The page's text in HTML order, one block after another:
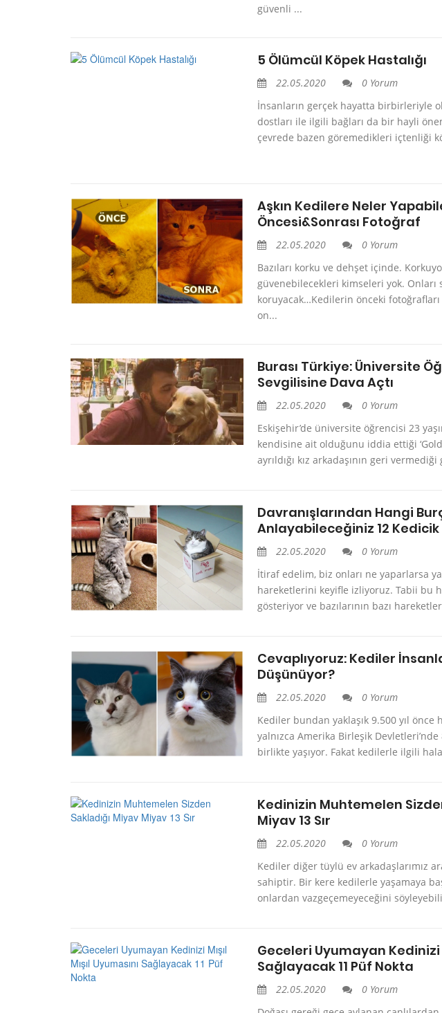
güvenli ...
5 Ölümcül Köpek Hastalığı
22.05.2020
0 Yorum
İnsanların gerçek hayatta birbirleriyle
dostları ile ilgili bağları da bir hayli
çevrede bazen göremedikleri içtenliği
Aşkın Kedilere Neler
Öncesi&Sonrası Fotoğraf
22.05.2020
0 Yorum
Bazıları korku ve dehşet içinde.
güvenebilecekleri kimseleri yok. Onları
koruyacak…Kedilerin önceki
on...
Burası Türkiye: Üniversite
Sevgilisine Dava Açtı
22.05.2020
0 Yorum
Eskişehir’de üniversite öğrencisi 23
kendisine ait olduğunu iddia ettiği
ayrıldığı kız arkadaşının geri
Davranışlarından Hangi
Anlayabileceğiniz 12 Kedicik
22.05.2020
0 Yorum
İtiraf edelim, biz onları ne yaparlarsa
hareketlerini keyifle izliyoruz. Tabii bu
gösteriyor ve bazılarının bazı
Cevaplıyoruz: Kediler
Düşünüyor?
22.05.2020
0 Yorum
Kediler bundan yaklaşık 9.500 yıl önce
yalnızca Amerika Birleşik
birlikte yaşıyor. Fakat kedilerle ilgili
Kedinizin Muhtemelen
Miyav 13 Sır
22.05.2020
0 Yorum
Kediler diğer tüylü ev arkadaşlarımız
sahiptir. Bir kere kedilerle yaşamaya
onlardan vazgeçemeyeceğini
Geceleri Uyumayan Kedinizi
Sağlayacak 11 Püf Nokta
22.05.2020
0 Yorum